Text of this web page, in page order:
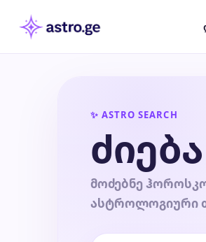
✨ ASTRO SEARCH
ძიება
მოძებნე
ასტროლოგიური